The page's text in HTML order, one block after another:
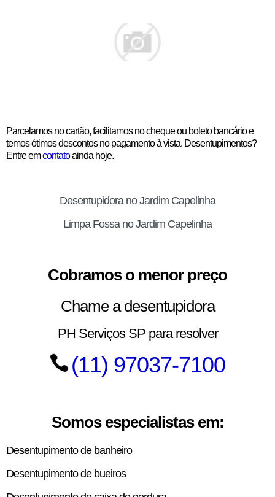
Parcelamos no cartão, facilitamos no cheque ou boleto bancário e
temos ótimos descontos no pagamento à vista. Desentupimentos?
Entre emcontatoainda hoje.
Desentupidora no Jardim Capelinha
Limpa Fossa no Jardim Capelinha
Cobramos o menor preço
Chame a desentupidora
PH Serviços SP para resolver
(11) 97037-7100
Somos especialistas em:
Desentupimento de banheiro
Desentupimento de bueiros